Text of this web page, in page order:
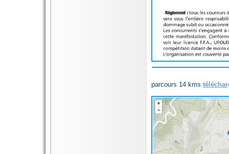
parcours 14 kms